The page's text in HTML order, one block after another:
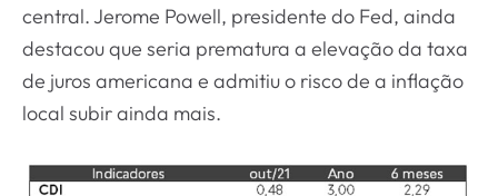
central. Jerome Powell, presidente do Fed, ainda
destacou que seria prematura a elevação da taxa
de juros americana e admitiu o risco de a inflação
local subir ainda mais.